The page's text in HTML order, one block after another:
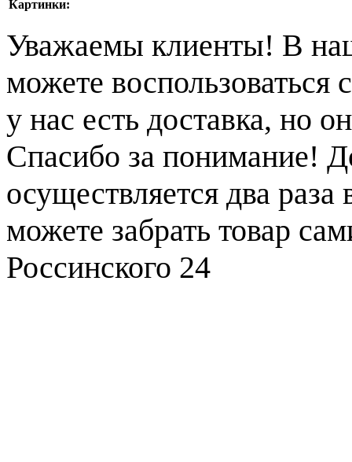
Картинки:
Уважаемы клиенты! В
можете воспользоваться
у нас есть доставка, но
Спасибо за понимание!
осуществляется два
можете забрать товар
Россинского 24